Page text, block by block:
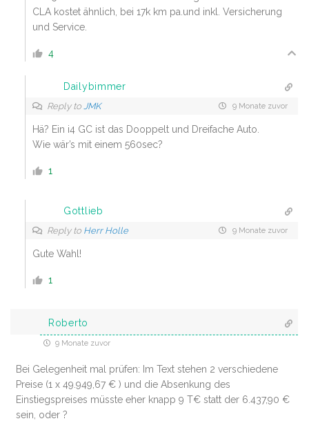
CLA kostet ähnlich, bei 17k km pa.und inkl. Versicherung
und Service.
4
Dailybimmer
Reply to JMK 9 Monate zuvor
Hä? Ein i4 GC ist das Dooppelt und Dreifache Auto.
Wie wär’s mit einem 560sec?
1
Gottlieb
Reply to Herr Holle 9 Monate zuvor
Gute Wahl!
1
Roberto
9 Monate zuvor
Bei Gelegenheit mal prüfen: Im Text stehen 2 verschiedene
Preise (1 x 49.949,67 € ) und die Absenkung des
Einstiegspreises müsste eher knapp 9 T€ statt der 6.437,90 €
sein, oder ?